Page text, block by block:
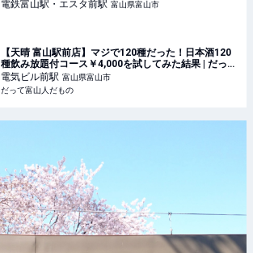
電鉄富山駅・エスタ前駅 富山県富山市
【天晴 富山駅前店】マジで120種だった！日本酒120
種飲み放題付コース￥4,000を試してみた結果 | だって
富山人だもの
電気ビル前駅 富山県富山市
だって富山人だもの